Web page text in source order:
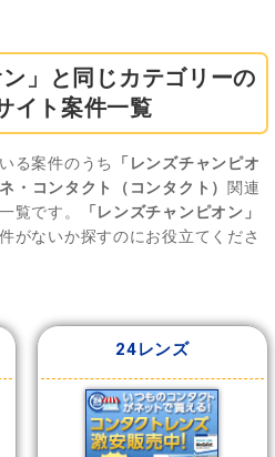
ン」と同じカテゴリーの
イト案件一覧
る案件のうち
「レンズチャンピオ
・コンタクト（コンタクト） 関連
覧です。
「レンズチャンピオン」
がないか探すのにお役立てくださ
24レンズ